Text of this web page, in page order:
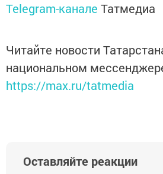
Telegram-канале Татмедиа
Читайте новости
национальном
https://max.ru/tatmedia
Оставляйте реакции